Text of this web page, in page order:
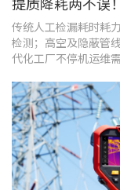
传统人工检漏耗时耗
检测；高空及隐蔽管
代化工厂不停机运维需